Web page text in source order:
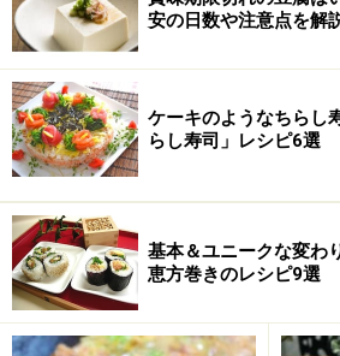
※衛生面および保存状態に起因して食中
す場合があります。必ず清潔な状態で、
べく早めにお召し上がりください。また
法に注意してください。
1 2
安の日数や注意点を解
ケーキのようなちらし
らし寿司」レシピ6選
基本＆ユニークな変わ
恵方巻きのレシピ9選